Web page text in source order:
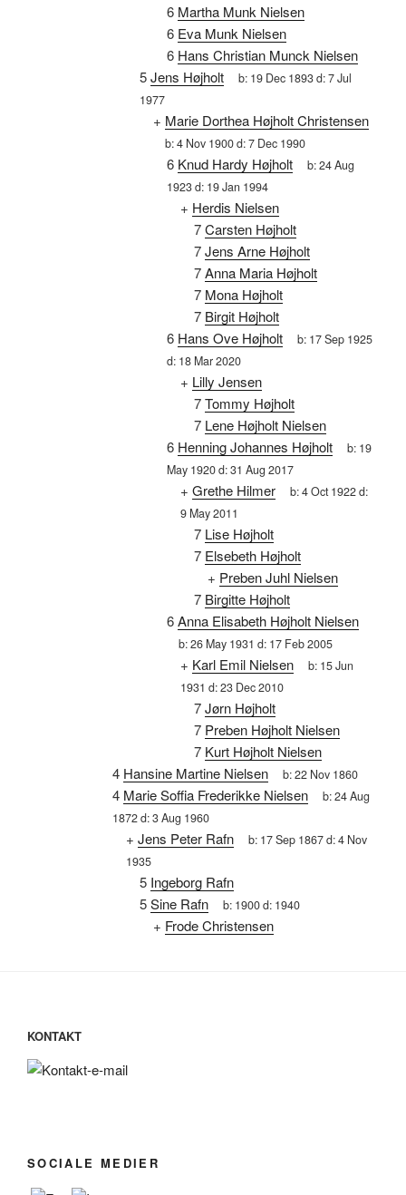
6 Martha Munk Nielsen
6 Eva Munk Nielsen
6 Hans Christian Munck Nielsen
5Jens Højholt b: 19 Dec 1893d:7 Jul
1977
+ Marie Dorthea Højholt Christensen
b:4 Nov 1900d:7 Dec 1990
6 Knud Hardy Højholt b:24 Aug
1923d: 19 Jan 1994
+ Herdis Nielsen
7Carsten Højholt
7Jens Arne Højholt
7Anna Maria Højholt
7 Mona Højholt
7 Birgit Højholt
6 Hans Ove Højholt b: 17 Sep 1925
d: 18 Mar 2020
+ Lilly Jensen
7Tommy Højholt
7 Lene Højholt Nielsen
6 Henning Johannes Højholt b: 19
May 1920d:31 Aug 2017
+ Grethe Hilmer b:4 Oct 1922d:
9 May 2011
7 Lise Højholt
7 Elsebeth Højholt
+ Preben Juhl Nielsen
7 Birgitte Højholt
6Anna Elisabeth Højholt Nielsen
b:26 May 1931 d: 17 Feb 2005
+ Karl Emil Nielsen b: 15 Jun
1931 d:23 Dec 2010
7Jørn Højholt
7 Preben Højholt Nielsen
7 Kurt Højholt Nielsen
4 Hansine Martine Nielsen b:22 Nov 1860
4 Marie Soffia Frederikke Nielsen b:24 Aug
1872d:3 Aug 1960
+ Jens Peter Rafn b: 17 Sep 1867d:4 Nov
1935
5 Ingeborg Rafn
5Sine Rafn b: 1900d: 1940
+ Frode Christensen
KONTAKT
SOCIALE MEDIER